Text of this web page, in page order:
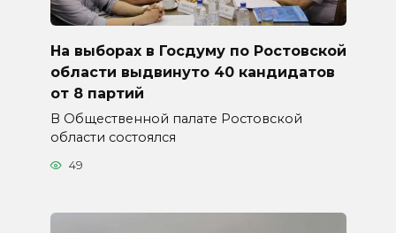
На выборах в Госдуму по Ростовской
области выдвинуто 40 кандидатов
от 8 партий
В Общественной палате Ростовской
области состоялся
49